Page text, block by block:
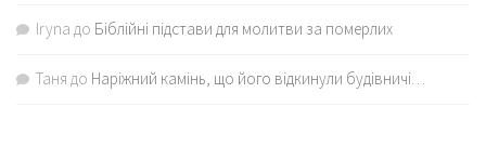
Iryna до Біблійні підстави для молитви за померлих
Таня до Наріжний камінь, що його відкинули будівничі…